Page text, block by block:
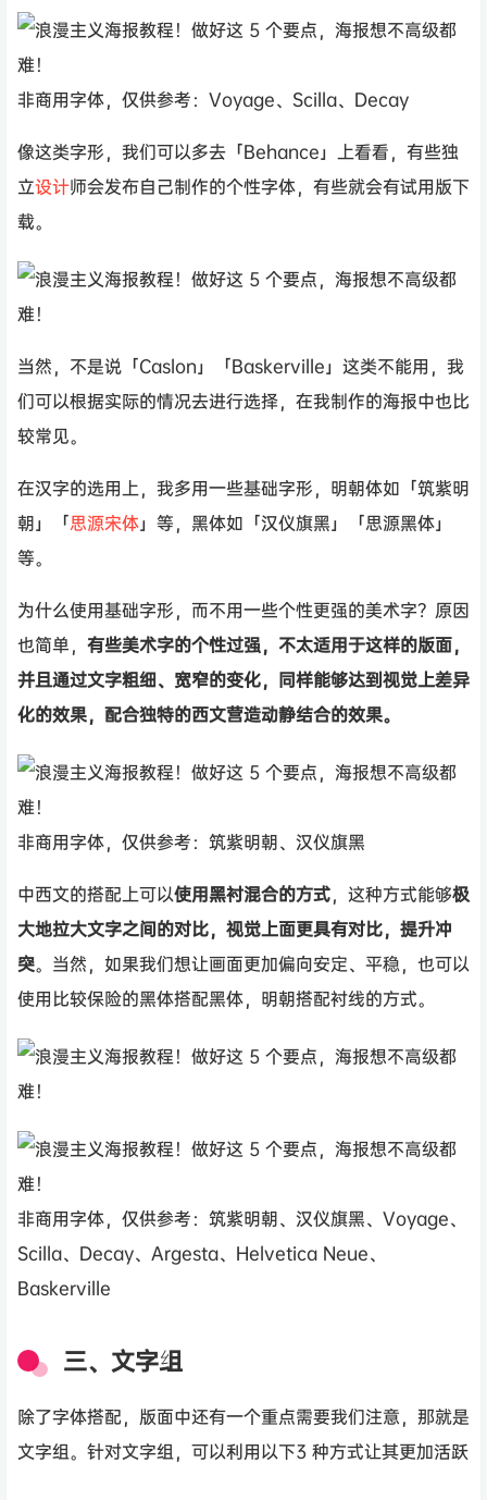
非商用字体，仅供参考：Voyage、Scilla、Decay
像这类字形，我们可以多去「Behance」上看看，有些独
立设计师会发布自己制作的个性字体，有些就会有试用版下
载。
当然，不是说「Caslon」「Baskerville」这类不能用，我
们可以根据实际的情况去进行选择，在我制作的海报中也比
较常见。
在汉字的选用上，我多用一些基础字形，明朝体如「筑紫明
朝」「思源宋体」等，黑体如「汉仪旗黑」「思源黑体」
等。
为什么使用基础字形，而不用一些个性更强的美术字？原因
也简单， 有些美术字的个性过强，不太适用于这样的版面，
并且通过文字粗细、宽窄的变化，同样能够达到视觉上差异
化的效果，配合独特的西文营造动静结合的效果。
非商用字体，仅供参考：筑紫明朝、汉仪旗黑
中西文的搭配上可以使用黑衬混合的方式，这种方式能够极
大地拉大文字之间的对比，视觉上面更具有对比，提升冲
突。当然，如果我们想让画面更加偏向安定、平稳，也可以
使用比较保险的黑体搭配黑体，明朝搭配衬线的方式。
非商用字体，仅供参考：筑紫明朝、汉仪旗黑、Voyage、
Scilla、Decay、Argesta、Helvetica Neue、
Baskerville
三、文字组
除了字体搭配，版面中还有一个重点需要我们注意，那就是
文字组。针对文字组，可以利用以下3 种方式让其更加活跃